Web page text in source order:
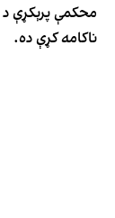
محکمې پرېکړې
ناکامه کړې ده.